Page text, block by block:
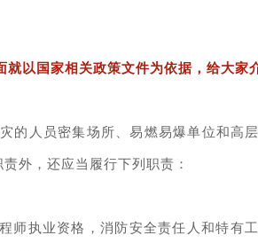
以国家相关政策文件为依据，给大家
的人员密集场所、易燃易爆单位和高
外，还应当履行下列职责：
师执业资格，消防安全责任人和特有